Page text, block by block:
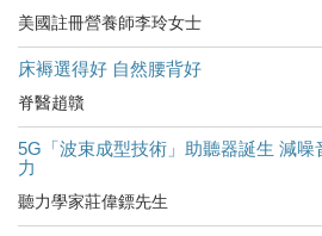
美國註冊營養師李玲女士
床褥選得好 自然腰背好
脊醫趙贛
5G「波束成型技術」助聽器誕生 減噪
力
聽力學家莊偉鏢先生